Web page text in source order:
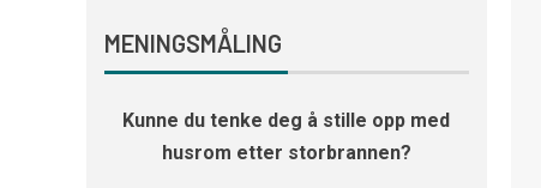
MENINGSMÅLING
Kunne du tenke deg å stille opp med
husrom etter storbrannen?